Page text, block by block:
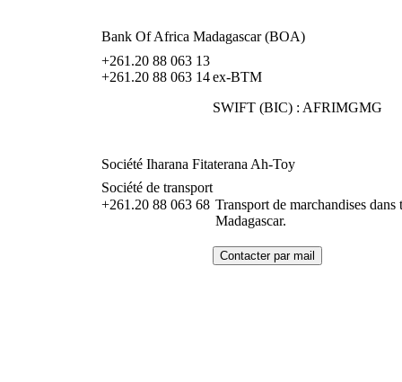
Bank Of Africa Madagascar (BOA)
+261.20 88 063 13
+261.20 88 063 14ex-BTM
SWIFT (BIC) : AFRIMGMG
Société Iharana Fitaterana Ah-Toy
Société de transport
+261.20 88 063 68 Transport de marchandises
Madagascar.